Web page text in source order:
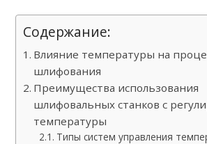
Содержание:
Влияние температуры на
шлифования
Преимущества использования
шлифовальных станков с
температуры
Типы систем управления